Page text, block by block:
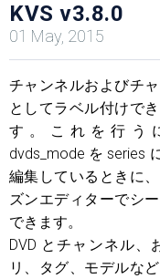
KVS v3.8.0
01 May, 2015
チャンネルおよびチ
としてラベル付けで
す。これを行うに
dvds_mode を series
編集しているときに
ズンエディターでシ
できます。
DVD とチャンネル
リ、タグ、モデルな